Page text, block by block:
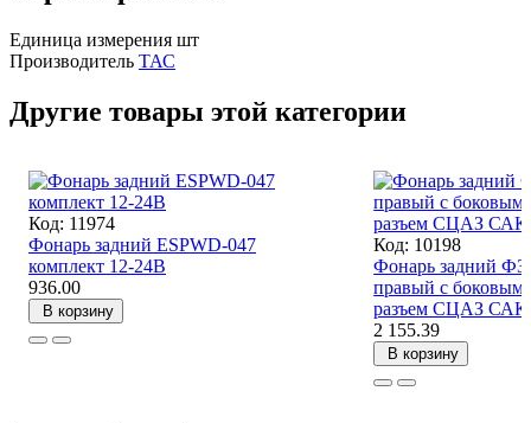
Единица измерения шт
Производитель ТАС
Другие товары этой категории
Код: 11974
Фонарь задний ESPWD-047
комплект 12-24В
936.00
В корзину
Код: 10198
Фонарь задний
правый с боковым
разъем СЦАЗ
2 155.39
В корзину